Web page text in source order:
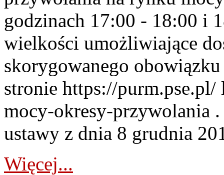
godzinach 17:00 - 18:00 i
wielkości umożliwiające
skorygowanego
stronie https://
mocy-okresy-przywolania
ustawy z dnia 8 grudnia
Więcej...